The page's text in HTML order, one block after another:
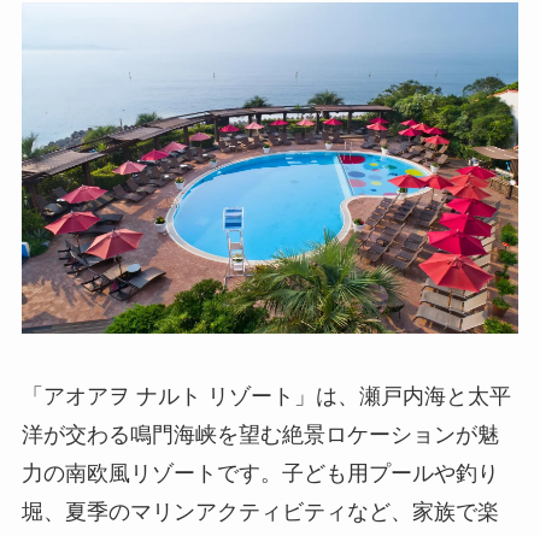
「アオアヲ ナルト リゾート」は、瀬戸内海と太平
洋が交わる鳴門海峡を望む絶景ロケーションが魅
力の南欧風リゾートです。子ども用プールや釣り
堀、夏季のマリンアクティビティなど、家族で楽